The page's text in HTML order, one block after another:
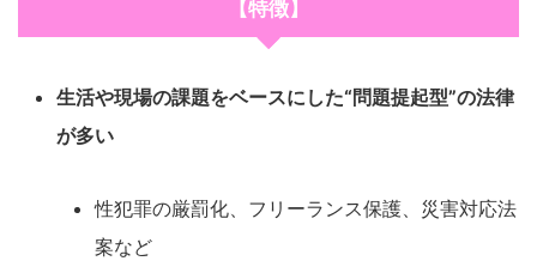
【特徴】
生活や現場の課題をベースにした“問題提起型”の法律
が多い
性犯罪の厳罰化、フリーランス保護、災害対応法
案など